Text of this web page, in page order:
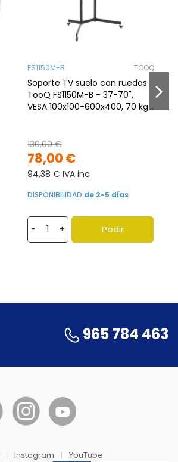
FS1150M-B TOOQ
Soporte TV suelo con ruedas
TooQ FS1150M-B - 37-70",
VESA 100x100-600x400, 70 kg,
78,00 €
130,00 €
94,38 € IVA inc
DISPONIBILIDAD de 2-5 días
- + Pedir
965 784 463
| Instagram | YouTube